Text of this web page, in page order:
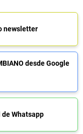
newsletter
desde Google
Whatsapp